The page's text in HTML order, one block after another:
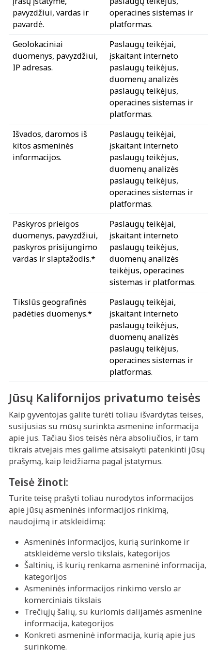
pavyzdžiui, vardas ir
pavardė.
operacines sistemas ir
platformas.
Geolokaciniai
duomenys, pavyzdžiui,
IP adresas.
Paslaugų teikėjai,
įskaitant interneto
paslaugų teikėjus,
duomenų analizės
paslaugų teikėjus,
operacines sistemas ir
platformas.
Išvados, daromos iš
kitos asmeninės
informacijos.
Paslaugų teikėjai,
įskaitant interneto
paslaugų teikėjus,
duomenų analizės
paslaugų teikėjus,
operacines sistemas ir
platformas.
Paskyros prieigos
duomenys, pavyzdžiui,
paskyros prisijungimo
vardas ir slaptažodis.*
Paslaugų teikėjai,
įskaitant interneto
paslaugų teikėjus,
duomenų analizės
teikėjus, operacines
sistemas ir platformas.
Tikslūs geografinės
padėties duomenys.*
Paslaugų teikėjai,
įskaitant interneto
paslaugų teikėjus,
duomenų analizės
paslaugų teikėjus,
operacines sistemas ir
platformas.
Jūsų Kalifornijos privatumo teisės
Kaip gyventojas galite turėti toliau išvardytas teises,
susijusias su mūsų surinkta asmenine informacija
apie jus. Tačiau šios teisės nėra absoliučios, ir tam
tikrais atvejais mes galime atsisakyti patenkinti jūsų
prašymą, kaip leidžiama pagal įstatymus.
Teisė žinoti:
Turite teisę prašyti toliau nurodytos informacijos
apie jūsų asmeninės informacijos rinkimą,
naudojimą ir atskleidimą:
Asmeninės informacijos, kurią surinkome ir
atskleidėme verslo tikslais, kategorijos
Šaltinių, iš kurių renkama asmeninė informacija,
kategorijos
Asmeninės informacijos rinkimo verslo ar
komerciniais tikslais
Trečiųjų šalių, su kuriomis dalijamės asmenine
informacija, kategorijos
Konkreti asmeninė informacija, kurią apie jus
surinkome.